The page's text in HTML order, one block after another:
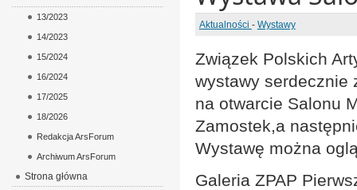
Aktualności - Wystawy
Związek Polskich
wystawy serdecznie
na otwarcie Salonu
Zamostek,a
Wystawę można
Galeria ZPAP
13/2023
14/2023
15/2024
16/2024
17/2025
18/2026
Redakcja ArsForum
Archiwum ArsForum
Strona główna